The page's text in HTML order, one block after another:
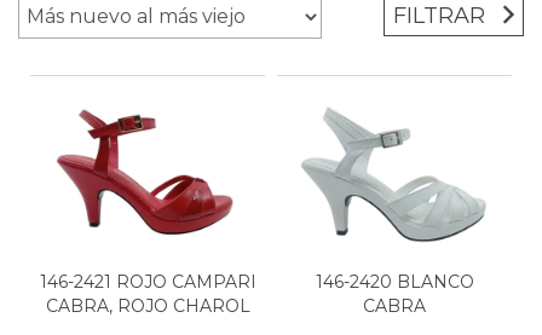
FILTRAR
146-2421 ROJO CAMPARI
CABRA, ROJO CHAROL
146-2420 BLANCO
CABRA